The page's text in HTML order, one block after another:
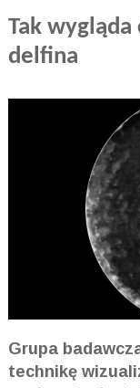
Tak wygląda
delfina
Grupa
technikę